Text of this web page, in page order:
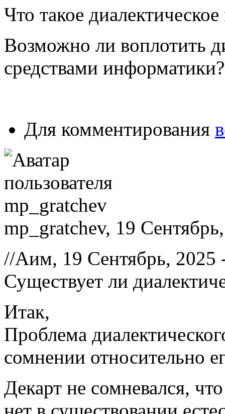
Что такое
Возможно ли воплотить
средствами информатики?
Для комментирования
mp_gratchev, 19
//Аим, 19 Сентябрь, 2025
Существует ли
Итак,
Проблема
сомнении относительно
Декарт не сомневался,